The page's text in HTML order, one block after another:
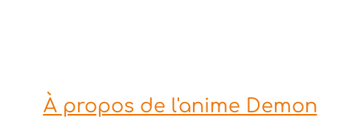
À propos de l'anime Demon